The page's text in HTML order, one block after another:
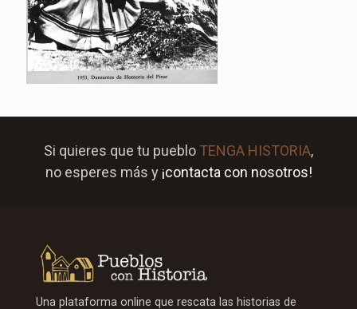
Si quieres que tu pueblo TENGA HISTORIA,
no esperes más y ¡contacta con nosotros!
Una plataforma online que rescata las historias de